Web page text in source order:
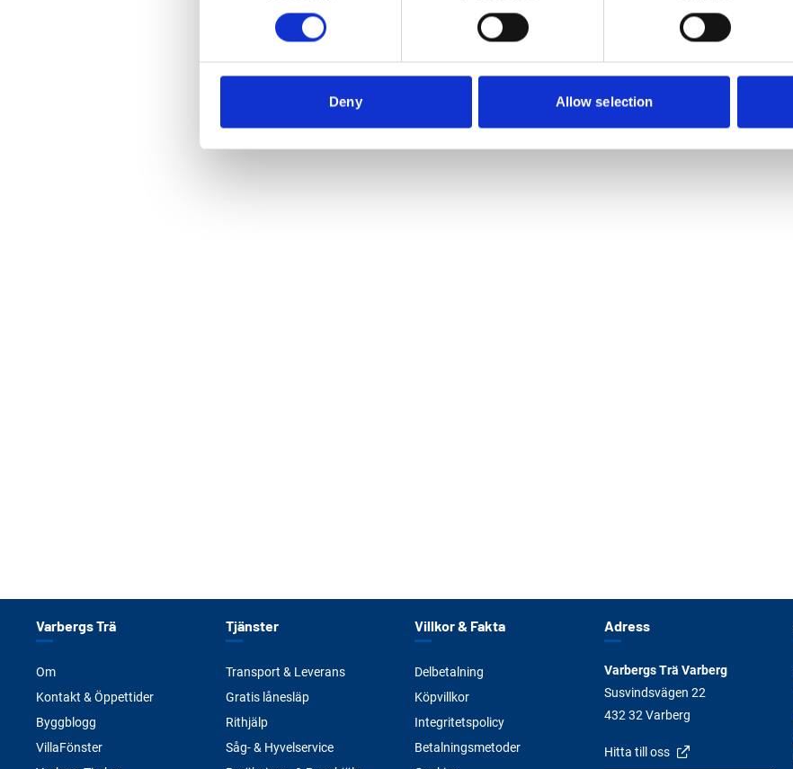
Deny Allow selection
Varbergs Trä
Om
Kontakt & Öppettider
Byggblogg
VillaFönster
Tjänster
Transport & Leverans
Gratis lånesläp
Rithjälp
Såg- & Hyvelservice
Villkor & Fakta
Delbetalning
Köpvillkor
Integritetspolicy
Betalningsmetoder
Adress
Varbergs Trä Varberg
Susvindsvägen 22
432 32 Varberg
Hitta till oss